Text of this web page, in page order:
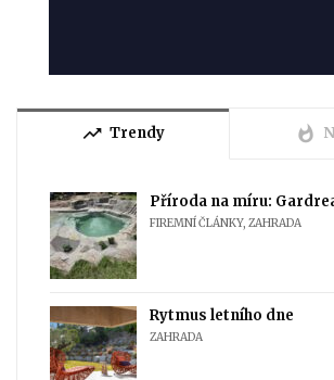
trending_up Trendy whatshot
Příroda na míru:
FIREMNÍ ČLÁNKY, ZAHRADA
Rytmus letního dne
ZAHRADA